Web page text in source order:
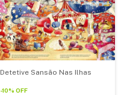
Detetive Sansão Nas Ilhas
-10% OFF